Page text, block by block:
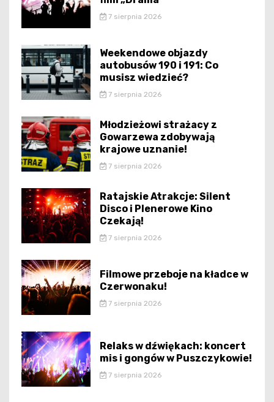
7 sierpnia 2026
Weekendowe objazdy
autobusów 190 i 191: Co
musisz wiedzieć?
7 sierpnia 2026
Młodzieżowi strażacy z
Gowarzewa zdobywają
krajowe uznanie!
7 sierpnia 2026
Ratajskie Atrakcje: Silent
Disco i Plenerowe Kino
Czekają!
7 sierpnia 2026
Filmowe przeboje na kładce w
Czerwonaku!
7 sierpnia 2026
Relaks w dźwiękach: koncert
mis i gongów w Puszczykowie!
7 sierpnia 2026